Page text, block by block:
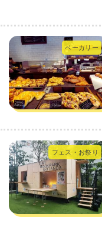
ベーカリー
フェス・お祭り